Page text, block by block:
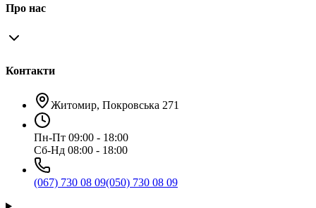
Про нас
Контакти
Житомир, Покровська 271
Пн-Пт 09:00 - 18:00
Сб-Нд 08:00 - 18:00
(067) 730 08 09(050) 730 08 09